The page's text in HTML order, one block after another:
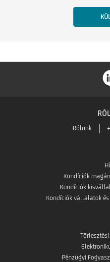
Rólunk
Kondíciók
Kondíciók
Kondíciók vállalatok
Pénzügyi